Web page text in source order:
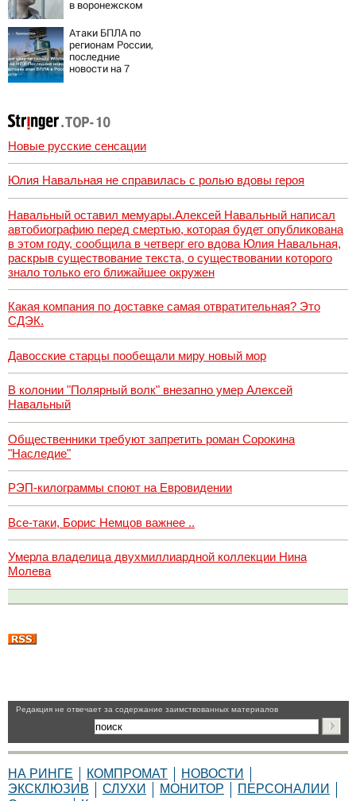
в воронежском
потребовали
ужесточить -
Новости на
Вести.ru
Атаки БПЛА по
регионам России,
последние
новости на 7
Wildberries,
состояние
Новые русские сенсации
Юлия Навальная не справилась с ролью вдовы героя
Навальный оставил мемуары.Алексей Навальный написал
автобиографию перед смертью, которая будет опубликована
в этом году, сообщила в четверг его вдова Юлия Навальная,
раскрыв существование текста, о существовании которого
знало только его ближайшее окружен
Какая компания по доставке самая отвратительная? Это
СДЭК.
Давосские старцы пообещали миру новый мор
В колонии "Полярный волк" внезапно умер Алексей
Навальный
Общественники требуют запретить роман Сорокина
"Наследие"
РЭП-килограммы споют на Евровидении
Все-таки, Борис Немцов важнее ..
Умерла владелица двухмиллиардной коллекции Нина
Молева
Pедакция не отвечает за содержание заимствованных материалов
НА РИНГЕ КОМПРОМАТ
НОВОСТИ
ЭКСКЛЮЗИВ
СЛУХИ МОНИТОР
ПЕРСОНАЛИИ